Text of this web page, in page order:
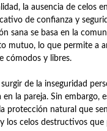
la ausencia de celos
de confianza y
sana se basa en la
mutuo, lo que permite a
cómodos y libres.
de la inseguridad
la pareja. Sin embargo,
protección natural que
los celos destructivos que